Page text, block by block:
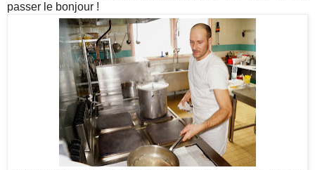
passer le bonjour !